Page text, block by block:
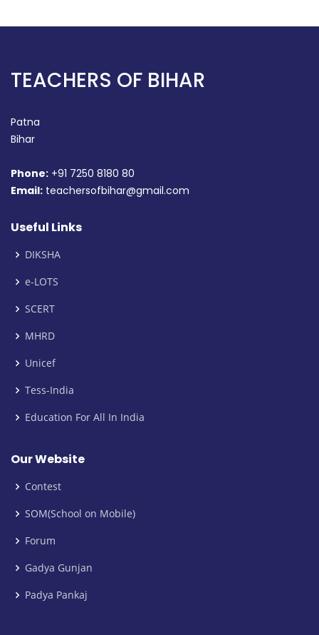
TEACHERS OF BIHAR
Patna
Bihar
Phone: +91 7250 8180 80
Email: teachersofbihar@gmail.com
Useful Links
DIKSHA
e-LOTS
SCERT
MHRD
Unicef
Tess-India
Education For All In India
Our Website
Contest
SOM(School on Mobile)
Forum
Gadya Gunjan
Padya Pankaj